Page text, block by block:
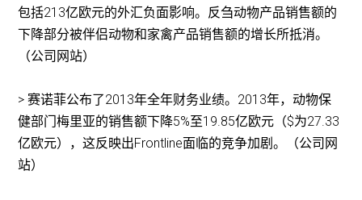
包括213亿欧元的外汇负面影响。反刍动物产品销售额的
下降部分被伴侣动物和家禽产品销售额的增长所抵消。
（公司网站）
> 赛诺菲公布了2013年全年财务业绩。2013年，动物保
健部门梅里亚的销售额下降5%至19.85亿欧元（$为27.33
亿欧元），这反映出Frontline面临的竞争加剧。（公司网
站）